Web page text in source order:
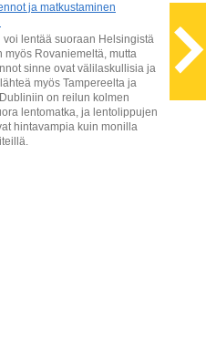
ja matkustaminen
voi lentää suoraan Helsingistä
myös Rovaniemeltä, mutta
sinne ovat välilaskullisia ja
myös Tampereelta ja
on reilun kolmen
lentomatka, ja lentolippujen
hintavampia kuin monilla